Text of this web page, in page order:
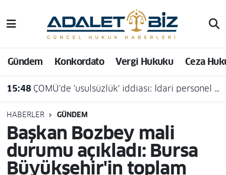
Gündem Konkordato Vergi Hukuku Ceza
15:48 ÇOMÜ'de 'usulsüzlük' iddiası: İdari personel açığa alındı
HABERLER GÜNDEM
Başkan Bozbey mali
durumu açıkladı: Bursa
Büyükşehir'in toplam
Hava Durumu
Trafik Durumu
Süper Lig Puan Durumu ve Fikstür
Tüm Manşetler
Son Dakika Haberleri
Haber Arşivi